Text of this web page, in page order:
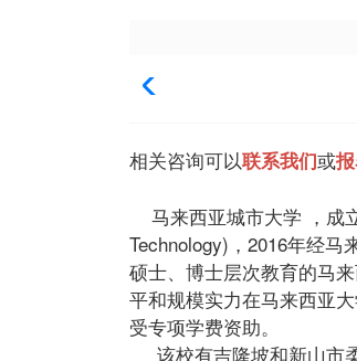
相关咨询可以联系我们或
马来西亚城市大学 ，成
Technology)，2016年经马
硕士、博士层次教育的马
平和规模实力在马来西亚
受专项学费资助。
该校有吉隆坡和新山市